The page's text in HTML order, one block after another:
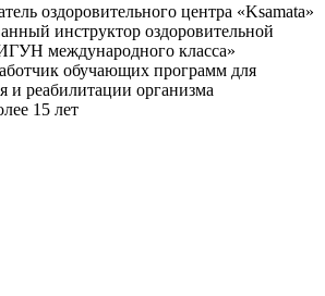
оздоровительного центра «Ksamata»
инструктор оздоровительной
международного класса»
обучающих программ для
и реабилитации организма
15 лет